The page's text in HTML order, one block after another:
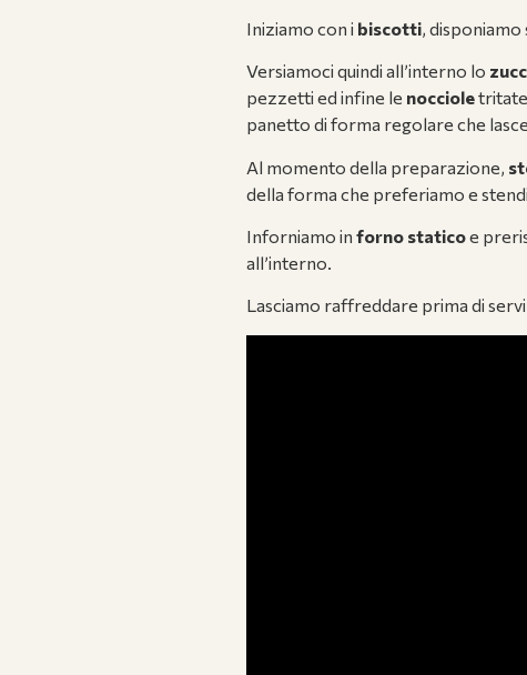
Iniziamo con i biscotti, disponiamo
Versiamoci quindi all’interno lo
pezzetti ed infine le nocciole
panetto di forma regolare che
Al momento della preparazione,
della forma che preferiamo e
Inforniamo in forno staticoe
all’interno.
Lasciamo raffreddare prima di